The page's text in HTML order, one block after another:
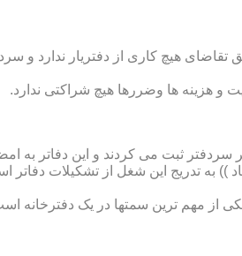
هیچ کاری از دفتریار ندارد و
سردفتر ثبت می کردند و این دفاتر به
الکترونیکی اسناد )) به تدریج این شغل از
از مهم ترین سمتها در یک دفترخانه